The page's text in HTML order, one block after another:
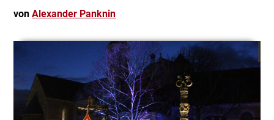
vonAlexander Panknin